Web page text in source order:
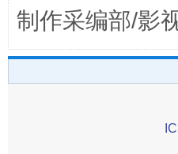
制作采编部/影